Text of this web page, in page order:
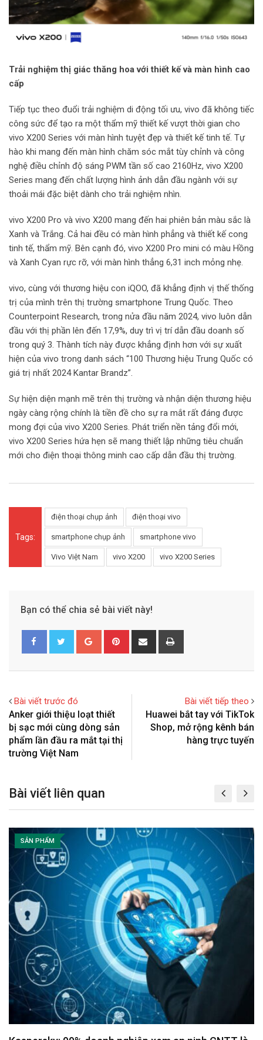
Trải nghiệm thị giác thăng hoa với thiết kế và màn hình cao
cấp
Tiếp tục theo đuổi trải nghiệm di động tối ưu, vivo đã không tiếc
công sức để tạo ra một thẩm mỹ thiết kế vượt thời gian cho
vivo X200 Series với màn hình tuyệt đẹp và thiết kế tinh tế. Tự
hào khi mang đến màn hình chăm sóc mắt tùy chỉnh và công
nghệ điều chỉnh độ sáng PWM tần số cao 2160Hz, vivo X200
Series mang đến chất lượng hình ảnh dẫn đầu ngành với sự
thoải mái đặc biệt dành cho trải nghiệm nhìn.
vivo X200 Pro và vivo X200 mang đến hai phiên bản màu sắc là
Xanh và Trắng. Cả hai đều có màn hình phẳng và thiết kế cong
tinh tế, thẩm mỹ. Bên cạnh đó, vivo X200 Pro mini có màu Hồng
và Xanh Cyan rực rỡ, với màn hình thẳng 6,31 inch mỏng nhẹ.
vivo, cùng với thương hiệu con iQOO, đã khẳng định vị thế thống
trị của mình trên thị trường smartphone Trung Quốc. Theo
Counterpoint Research, trong nửa đầu năm 2024, vivo luôn dẫn
đầu với thị phần lên đến 17,9%, duy trì vị trí dẫn đầu doanh số
trong quý 3. Thành tích này được khẳng định hơn với sự xuất
hiện của vivo trong danh sách “100 Thương hiệu Trung Quốc có
giá trị nhất 2024 Kantar Brandz”.
Sự hiện diện mạnh mẽ trên thị trường và nhận diện thương hiệu
ngày càng rộng chính là tiền đề cho sự ra mắt rất đáng được
mong đợi của vivo X200 Series. Phát triển nền tảng đổi mới,
vivo X200 Series hứa hẹn sẽ mang thiết lập những tiêu chuẩn
mới cho điện thoại thông minh cao cấp dẫn đầu thị trường.
Tags:
điện thoại chụp ảnh điện thoại vivo
smartphone chụp ảnh smartphone vivo
Vivo Việt Nam vivo X200 vivo X200 Series
Bạn có thể chia sẻ bài viết này!
o
i
e
h
i
r
Bài viết trước đó
Anker giới thiệu loạt thiết
bị sạc mới cùng dòng sản
phẩm lần đầu ra mắt tại thị
trường Việt Nam
Bài viết tiếp theo
Huawei bắt tay với TikTok
Shop, mở rộng kênh bán
hàng trực tuyến
Bài viết liên quan
SẢN PHẨM